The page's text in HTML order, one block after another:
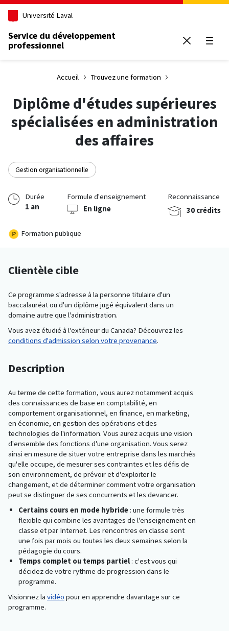
Aller au contenu principal
Université Laval
Service du développement
professionnel
Accueil Trouvez une formation
Diplôme d'études supérieures
spécialisées en administration
des affaires
Gestion organisationnelle
Durée
1 an
Formule d'enseignement
En ligne
Reconnaissance
30 crédits
Formation publique
Clientèle cible
Ce programme s'adresse à la personne titulaire d'un
baccalauréat ou d'un diplôme jugé équivalent dans un
domaine autre que l'administration.
Vous avez étudié à l'extérieur du Canada? Découvrez les
conditions d'admission selon votre provenance.
Description
Au terme de cette formation, vous aurez notamment acquis
des connaissances de base en comptabilité, en
comportement organisationnel, en finance, en marketing,
en économie, en gestion des opérations et des
technologies de l'information. Vous aurez acquis une vision
d'ensemble des fonctions d'une organisation. Vous serez
ainsi en mesure de situer votre entreprise dans les marchés
qu'elle occupe, de mesurer ses contraintes et les défis de
son environnement, de prévoir et d'exploiter le
changement, et de déterminer comment votre organisation
peut se distinguer de ses concurrents et les devancer.
Certains cours en mode hybride : une formule très
flexible qui combine les avantages de l'enseignement en
classe et par Internet. Les rencontres en classe sont
une fois par mois ou toutes les deux semaines selon la
pédagogie du cours.
Temps complet ou temps partiel : c'est vous qui
décidez de votre rythme de progression dans le
programme.
Visionnez la vidéo pour en apprendre davantage sur ce
programme.